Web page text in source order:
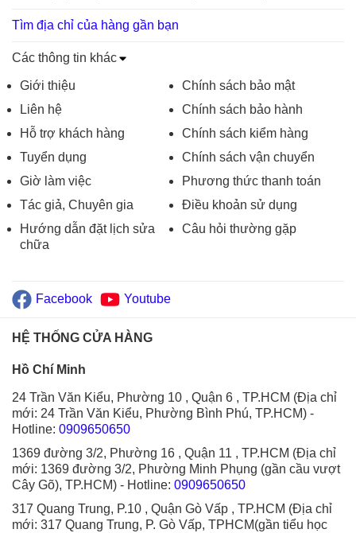
Tìm địa chỉ của hàng gần bạn
Các thông tin khác
Giới thiệu
Liên hệ
Hỗ trợ khách hàng
Tuyển dụng
Giờ làm việc
Tác giả, Chuyên gia
Hướng dẫn đặt lịch sửa
chữa
Chính sách bảo mật
Chính sách bảo hành
Chính sách kiểm hàng
Chính sách vận chuyển
Phương thức thanh toán
Điều khoản sử dụng
Câu hỏi thường gặp
Facebook Youtube
HỆ THỐNG CỬA HÀNG
Hồ Chí Minh
24 Trần Văn Kiểu, Phường 10 , Quận 6 , TP.HCM (Địa chỉ
mới: 24 Trần Văn Kiểu, Phường Bình Phú, TP.HCM) -
Hotline: 0909650650
1369 đường 3/2, Phường 16 , Quận 11 , TP.HCM (Địa chỉ
mới: 1369 đường 3/2, Phường Minh Phụng (gần cầu vượt
Cây Gõ), TP.HCM) - Hotline: 0909650650
317 Quang Trung, P.10 , Quận Gò Vấp , TP.HCM (Địa chỉ
mới: 317 Quang Trung, P. Gò Vấp, TPHCM(gần tiểu học